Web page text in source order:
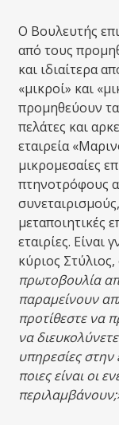
Ο Βουλευτής
από τους
και ιδιαίτερα
«μικροί» και
προμηθεύουν
πελάτες και
εταιρεία
μικρομεσαίες
πτηνοτρόφους
μεταποιητικές
εταιρίες.
κύριος Στύλιος,
πρωτοβουλία
παραμείνουν
προτίθεστε να
να
υπηρεσίες στην
ποιες είναι οι